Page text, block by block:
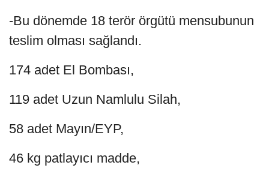
-Bu dönemde 18 terör örgütü mensubunun
teslim olması sağlandı.
174 adet El Bombası,
119 adet Uzun Namlulu Silah,
58 adet Mayın/EYP,
46 kg patlayıcı madde,